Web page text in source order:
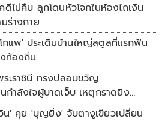
ดีไม่คืบ ลูกโดนหัวโจกในห้องไถเงิน
ร่างกาย
กแพ' ประเดิมบ้านใหญ่สตูลที่แรกฟัน
ท้องถิ่น
ะราชินี ทรงปลอบขวัญ
กำลังใจผู้บาดเจ็บ เหตุกราดยิง
ทร์นนทบุรี
น' คุย 'บุญยิ่ง' จับตางูเขียวเปลี่ยน